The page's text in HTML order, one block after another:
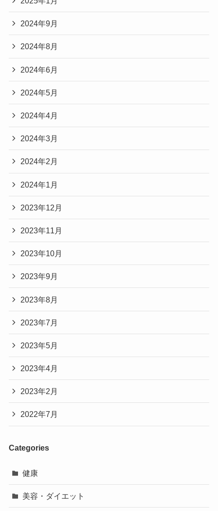
2024年9月
2024年8月
2024年6月
2024年5月
2024年4月
2024年3月
2024年2月
2024年1月
2023年12月
2023年11月
2023年10月
2023年9月
2023年8月
2023年7月
2023年5月
2023年4月
2023年2月
2022年7月
Categories
健康
美容・ダイエット